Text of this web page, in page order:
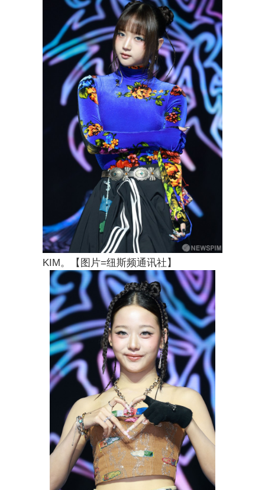
KIM。【图片=纽斯频通讯社】